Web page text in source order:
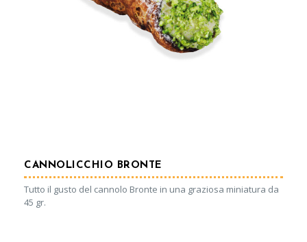
CANNOLICCHIO BRONTE
Tutto il gusto del cannolo Bronte in una graziosa miniatura da
45 gr.